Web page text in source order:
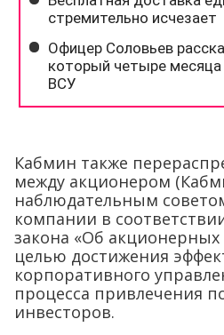
Кабмин также
между акционером
наблюдательным
компании в
закона «Об акционерных
целью достижения
корпоративного
процесса привлечения
инвесторов.